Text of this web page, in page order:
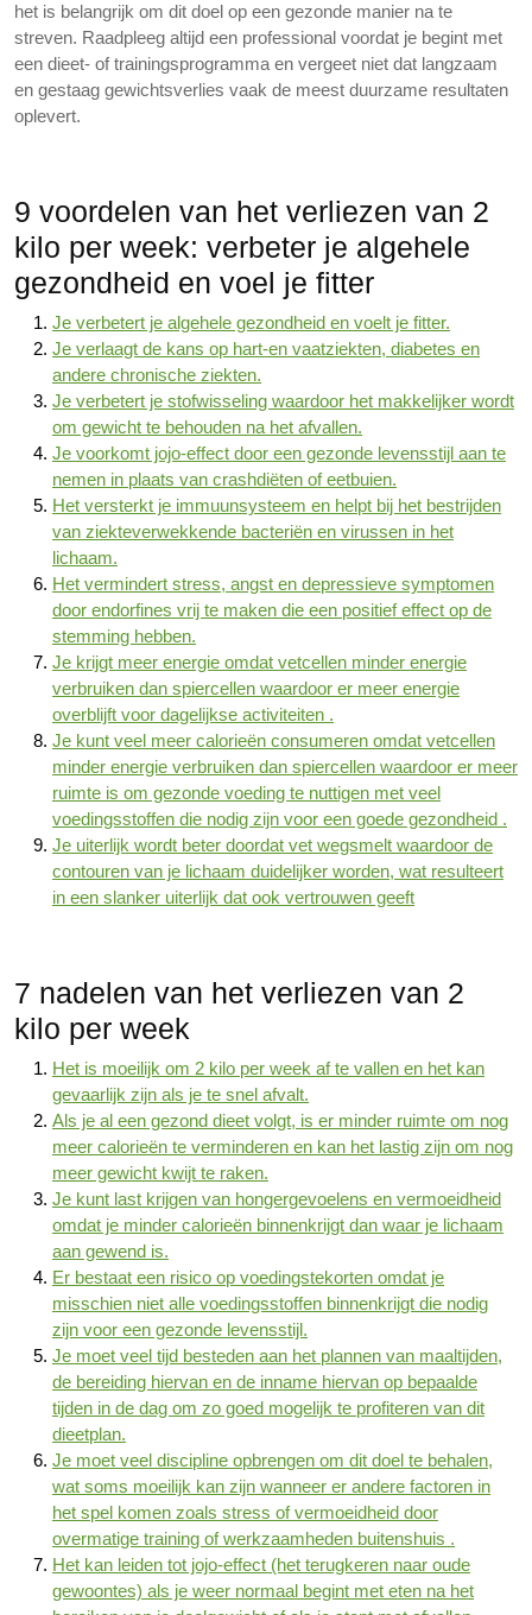
het is belangrijk om dit doel op een gezonde manier na te
streven. Raadpleeg altijd een professional voordat je begint met
een dieet- of trainingsprogramma en vergeet niet dat langzaam
en gestaag gewichtsverlies vaak de meest duurzame resultaten
oplevert.
9 voordelen van het verliezen van 2
kilo per week: verbeter je algehele
gezondheid en voel je fitter
Je verbetert je algehele gezondheid en voelt je fitter.
Je verlaagt de kans op hart-en vaatziekten, diabetes en
andere chronische ziekten.
Je verbetert je stofwisseling waardoor het makkelijker wordt
om gewicht te behouden na het afvallen.
Je voorkomt jojo-effect door een gezonde levensstijl aan te
nemen in plaats van crashdiëten of eetbuien.
Het versterkt je immuunsysteem en helpt bij het bestrijden
van ziekteverwekkende bacteriën en virussen in het
lichaam.
Het vermindert stress, angst en depressieve symptomen
door endorfines vrij te maken die een positief effect op de
stemming hebben.
Je krijgt meer energie omdat vetcellen minder energie
verbruiken dan spiercellen waardoor er meer energie
overblijft voor dagelijkse activiteiten .
Je kunt veel meer calorieën consumeren omdat vetcellen
minder energie verbruiken dan spiercellen waardoor er meer
ruimte is om gezonde voeding te nuttigen met veel
voedingsstoffen die nodig zijn voor een goede gezondheid .
Je uiterlijk wordt beter doordat vet wegsmelt waardoor de
contouren van je lichaam duidelijker worden, wat resulteert
in een slanker uiterlijk dat ook vertrouwen geeft
7 nadelen van het verliezen van 2
kilo per week
Het is moeilijk om 2 kilo per week af te vallen en het kan
gevaarlijk zijn als je te snel afvalt.
Als je al een gezond dieet volgt, is er minder ruimte om nog
meer calorieën te verminderen en kan het lastig zijn om nog
meer gewicht kwijt te raken.
Je kunt last krijgen van hongergevoelens en vermoeidheid
omdat je minder calorieën binnenkrijgt dan waar je lichaam
aan gewend is.
Er bestaat een risico op voedingstekorten omdat je
misschien niet alle voedingsstoffen binnenkrijgt die nodig
zijn voor een gezonde levensstijl.
Je moet veel tijd besteden aan het plannen van maaltijden,
de bereiding hiervan en de inname hiervan op bepaalde
tijden in de dag om zo goed mogelijk te profiteren van dit
dieetplan.
Je moet veel discipline opbrengen om dit doel te behalen,
wat soms moeilijk kan zijn wanneer er andere factoren in
het spel komen zoals stress of vermoeidheid door
overmatige training of werkzaamheden buitenshuis .
Het kan leiden tot jojo-effect (het terugkeren naar oude
gewoontes) als je weer normaal begint met eten na het